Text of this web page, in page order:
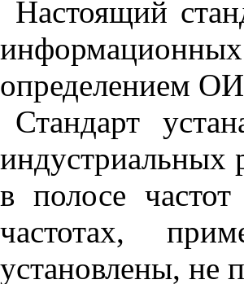
Настоящий
определением
Стандарт
в полосе
частотах,
установлены, не